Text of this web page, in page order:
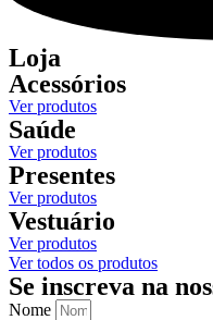
Loja
Acessórios
Ver produtos
Saúde
Ver produtos
Presentes
Ver produtos
Vestuário
Ver produtos
Ver todos os produtos
Se inscreva na
Nome